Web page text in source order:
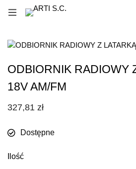
ODBIORNIK RADIOWY
18V AM/FM
327,81 zł
Dostępne
Ilość